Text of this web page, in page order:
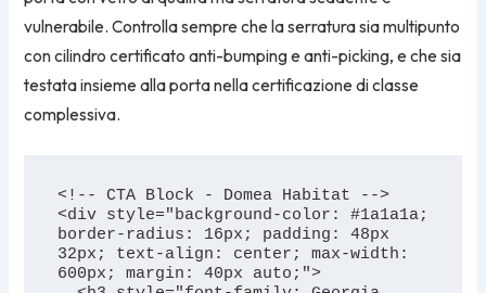
vulnerabile. Controlla sempre che la serratura sia multipunto
con cilindro certificato anti-bumping e anti-picking, e che sia
testata insieme alla porta nella certificazione di classe
complessiva.
<!-- CTA Block - Domea Habitat -->
<div style="background-color: #1a1a1a;
border-radius: 16px; padding: 48px
32px; text-align: center; max-width:
600px; margin: 40px auto;">